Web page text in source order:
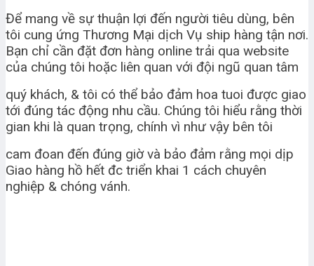
Để mang về sự thuận lợi đến người tiêu dùng, bên
tôi cung ứng Thương Mại dịch Vụ ship hàng tận nơi.
Bạn chỉ cần đặt đơn hàng online trải qua website
của chúng tôi hoặc liên quan với đội ngũ quan tâm
quý khách, & tôi có thể bảo đảm hoa tuoi được giao
tới đúng tác động nhu cầu. Chúng tôi hiểu rằng thời
gian khi là quan trọng, chính vì như vậy bên tôi
cam đoan đến đúng giờ và bảo đảm rằng mọi dịp
Giao hàng hồ hết đc triển khai 1 cách chuyên
nghiệp & chóng vánh.